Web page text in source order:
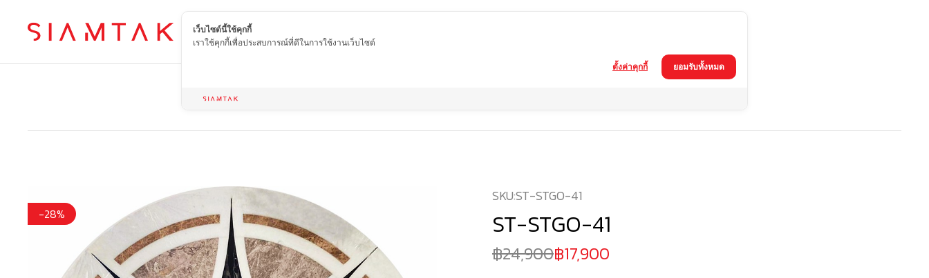
TH
-28%
SKU:ST-STGO-41
ST-STGO-41
24,900 17,900
เว็บไซต์นี้ใช้คุกกี้
เราใช้คุกกี้เพื่อประสบการณ์ที่ดีในการใช้งานเว็บไซต์
ยอมรับทั้งหมด
ตั้งค่าคุกกี้